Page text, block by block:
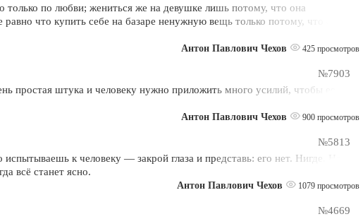
только по любви; жениться же на девушке лишь потому, что она
равно что купить себе на базаре ненужную вещь только потому, что она
Антон Павлович Чехов 425 просмотров
№7903
простая штука и человеку нужно приложить много усилий, чтобы ее
Антон Павлович Чехов 900 просмотров
№5813
к человеку — закрой глаза и представь: его нет. Нигде. Не
всё станет ясно.
Антон Павлович Чехов 1079 просмотров
№4669